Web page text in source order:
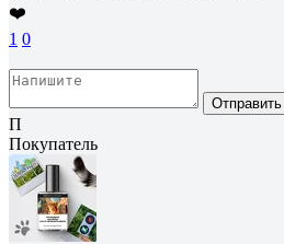
❤️
1 0
Отправить
П
Покупатель